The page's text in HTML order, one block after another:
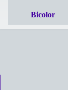
Bicolor